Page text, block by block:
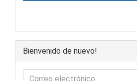
Bienvenido de nuevo!